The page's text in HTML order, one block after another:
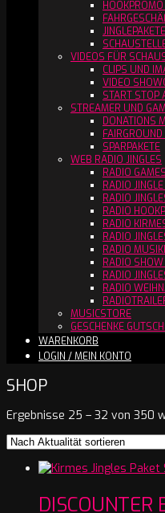
JINGLEPAKETE
VIDEOS FÜR
CLIPS UND
VIDEO
START STOP
STREAMER UND
DONATIONS
SPARPAKETE
WEB RADIO JINGLES
RADIO
RADIO
RADIO
RADIO
RADIO
RADIO
RADIO
RADIO SHOW
RADIO
RADIO
MUSICSTORE
GESCHENKE
WARENKORB
LOGIN / MEIN KONTO
SHOP
Ergebnisse 25 – 32 von 350
DISCOUNTER